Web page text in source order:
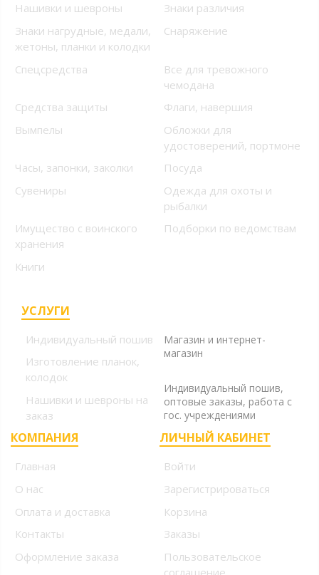
Нашивки и шевроны
Знаки различия
Знаки нагрудные, медали,
жетоны, планки и колодки
Снаряжение
Спецсредства
Все для тревожного
чемодана
Средства защиты
Флаги, навершия
Вымпелы
Обложки для
удостоверений, портмоне
Часы, запонки, заколки
Посуда
Сувениры
Одежда для охоты и
рыбалки
Имущество с воинского
хранения
Подборки по ведомствам
Книги
УСЛУГИ
Индивидуальный пошив
Изготовление планок,
колодок
Нашивки и шевроны на
заказ
Магазин и интернет-
магазин
Индивидуальный пошив,
оптовые заказы, работа с
гос. учреждениями
КОМПАНИЯ
Главная
О нас
Оплата и доставка
Контакты
Оформление заказа
ЛИЧНЫЙ КАБИНЕТ
Войти
Зарегистрироваться
Корзина
Заказы
Пользовательское
соглашение